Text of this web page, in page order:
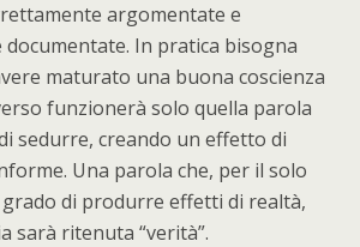
argomentate e
In pratica bisogna
maturato una buona coscienza
funzionerà solo quella parola
sedurre, creando un effetto di
Una parola che, per il solo
di produrre effetti di realtà,
sarà ritenuta “verità”.